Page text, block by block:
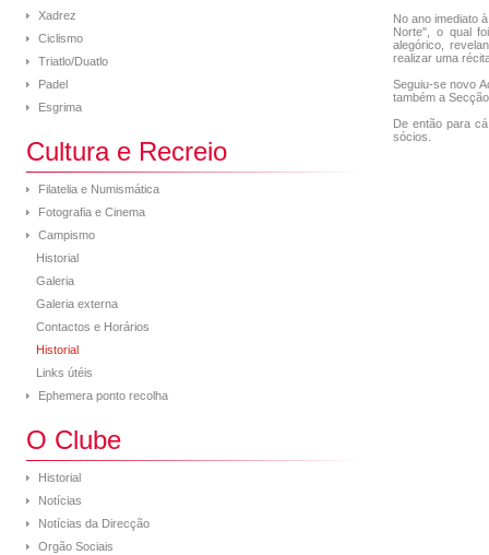
Xadrez
Ciclismo
Triatlo/Duatlo
Padel
Esgrima
Cultura e Recreio
Filatelia e Numismática
Fotografia e Cinema
Campismo
Historial
Galeria
Galeria externa
Contactos e Horários
Historial
Links útéis
Ephemera ponto recolha
O Clube
Historial
Notícias
Notícias da Direcção
Orgão Sociais
No ano imediato
Norte", o qual
alegórico,
realizar uma
Seguiu-se novo
também a
De então para
sócios.